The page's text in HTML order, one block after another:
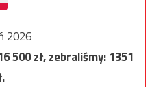
2026
500zł, zebraliśmy:1351